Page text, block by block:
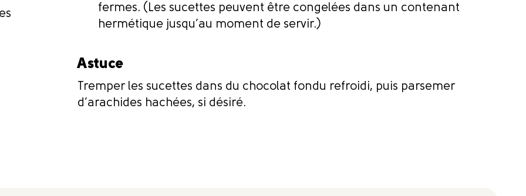
fermes. (Les sucettes peuvent être congelées dans un contenant
hermétique jusqu’au moment de servir.)
Astuce
Tremper les sucettes dans du chocolat fondu refroidi, puis parsemer
d’arachides hachées, si désiré.